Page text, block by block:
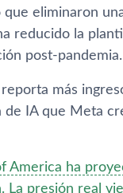
eliminaron
reducido la
post-pandemia.
más
IA que Meta
America ha
presión real